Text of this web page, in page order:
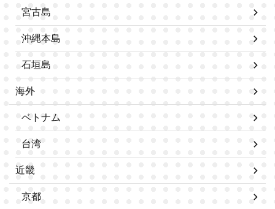
宮古島
沖縄本島
石垣島
海外
ベトナム
台湾
近畿
京都